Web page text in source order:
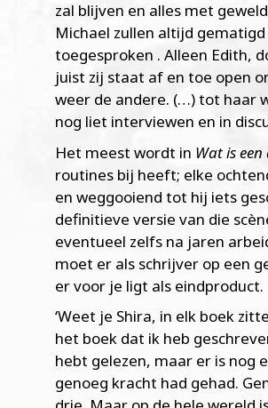
zal blijven en alles met
Michael zullen altijd
toegesproken . Alleen Edith,
juist zij staat af en toe open
weer de andere. (…) tot haar
nog liet interviewen en in
Het meest wordt in Wat is
routines bij heeft; elke
en weggooiend tot hij iets
definitieve versie van die
eventueel zelfs na jaren
moet er als schrijver op een
er voor je ligt als eindproduct.
‘Weet je Shira, in elk boek
het boek dat ik heb
hebt gelezen, maar er is nog
genoeg kracht had gehad.